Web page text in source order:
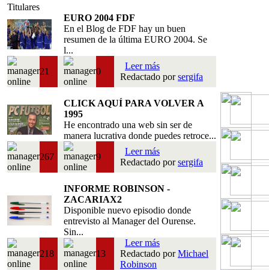
Titulares
EURO 2004 FDF
En el Blog de FDF hay un buen
resumen de la última EURO 2004. Se
l...
21 0
Leer más
Redactado porsergifa
CLICK AQUÍ PARA VOLVER A
1995
He encontrado una web sin ser de
manera lucrativa donde puedes retroce...
267 9
Leer más
Redactado porsergifa
INFORME ROBINSON -
ZACARIAX2
Disponible nuevo episodio donde
entrevisto al Manager del Ourense.
Sin...
218 13
Leer más
Redactado porMichael
Robinson